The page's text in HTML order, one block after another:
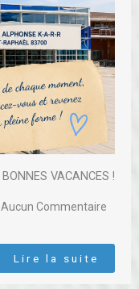
BONNES VACANCES !
Aucun Commentaire
Lire la suite